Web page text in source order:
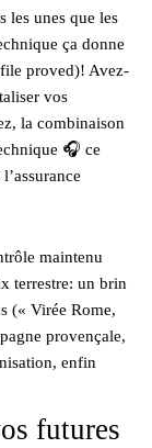
les unes que les
ça donne
proved)! Avez-
vos
la combinaison
🎧 ce
maintenu
terrestre: un brin
(« Virée Rome,
provençale,
enfin
futures